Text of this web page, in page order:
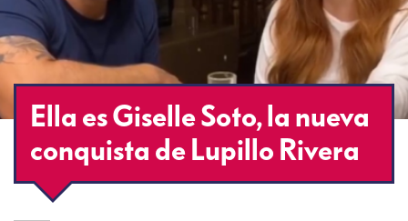
Ella es Giselle Soto, la nueva
conquista de Lupillo Rivera